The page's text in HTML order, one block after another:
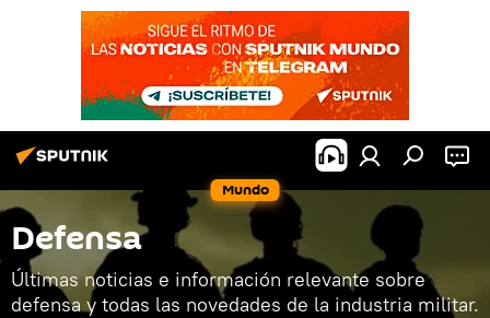
Mundo
Defensa
Últimas noticias e información relevante sobre
defensa y todas las novedades de la industria militar.